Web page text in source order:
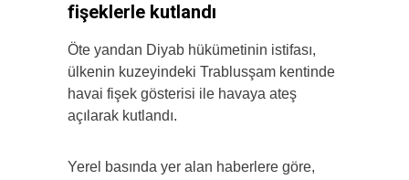
fişeklerle kutlandı
Öte yandan Diyab hükümetinin istifası,
ülkenin kuzeyindeki Trablusşam kentinde
havai fişek gösterisi ile havaya ateş
açılarak kutlandı.
Yerel basında yer alan haberlere göre,